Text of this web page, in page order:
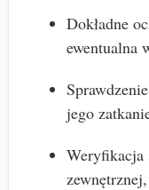
Dokładne
ewentualna
jego
Weryfikacja